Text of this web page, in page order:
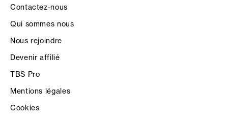
Contactez-nous
Qui sommes nous
Nous rejoindre
Devenir affilié
TBS Pro
Mentions légales
Cookies